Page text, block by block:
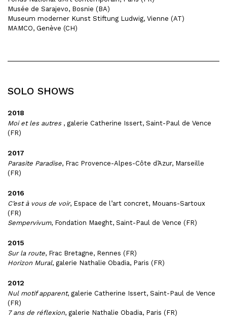
Musée de Sarajevo, Bosnie (BA)
Museum moderner Kunst Stiftung Ludwig, Vienne (AT)
MAMCO, Genève (CH)
SOLO SHOWS
2018
Moi et les autres , galerie Catherine Issert, Saint-Paul de Vence
(FR)
2017
Parasite Paradise, Frac Provence-Alpes-Côte d’Azur, Marseille
(FR)
2016
C’est à vous de voir, Espace de l’art concret, Mouans-Sartoux
(FR)
Sempervivum, Fondation Maeght, Saint-Paul de Vence (FR)
2015
Sur la route, Frac Bretagne, Rennes (FR)
Horizon Mural, galerie Nathalie Obadia, Paris (FR)
2012
Nul motif apparent, galerie Catherine Issert, Saint-Paul de Vence
(FR)
7 ans de réflexion, galerie Nathalie Obadia, Paris (FR)